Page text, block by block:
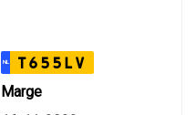
NL T655LV
Marge